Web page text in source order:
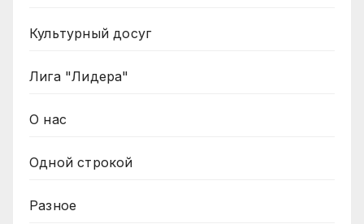
Культурный досуг
Лига "Лидера"
О нас
Одной строкой
Разное